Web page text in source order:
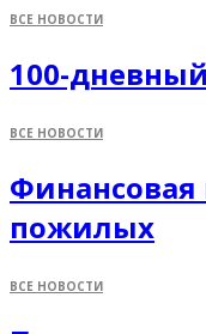
ВСЕ НОВОСТИ
100-
ВСЕ НОВОСТИ
Финансовая
пожилых
ВСЕ НОВОСТИ